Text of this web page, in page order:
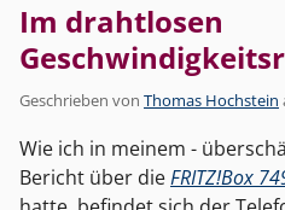
Im drahtlosen
Geschrieben von Thomas Hochstein
Wie ich in meinem -
Bericht über dieFRITZ!Box